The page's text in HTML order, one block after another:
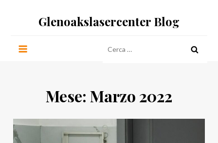
Glenoakslasercenter Blog
per:
Mese: Marzo 2022